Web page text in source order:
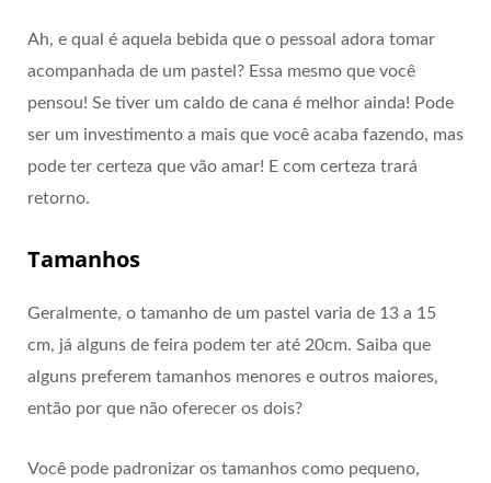
Ah, e qual é aquela bebida que o pessoal adora tomar
acompanhada de um pastel? Essa mesmo que você
pensou! Se tiver um caldo de cana é melhor ainda! Pode
ser um investimento a mais que você acaba fazendo, mas
pode ter certeza que vão amar! E com certeza trará
retorno.
Tamanhos
Geralmente, o tamanho de um pastel varia de 13 a 15
cm, já alguns de feira podem ter até 20cm. Saiba que
alguns preferem tamanhos menores e outros maiores,
então por que não oferecer os dois?
Você pode padronizar os tamanhos como pequeno,